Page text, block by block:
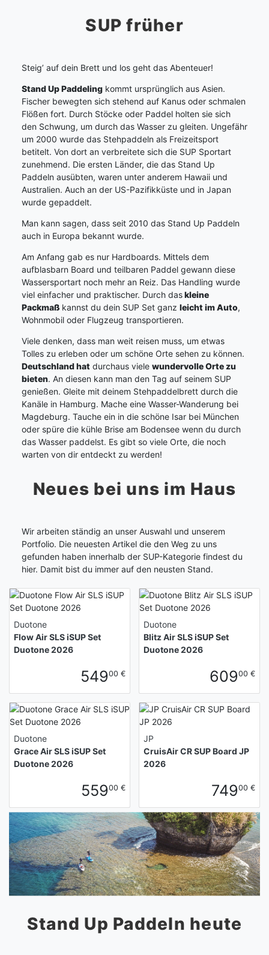
SUP früher
Steig’ auf dein Brett und los geht das Abenteuer!
Stand Up Paddeling kommt ursprünglich aus Asien.
Fischer bewegten sich stehend auf Kanus oder schmalen
Flößen fort. Durch Stöcke oder Paddel holten sie sich
den Schwung, um durch das Wasser zu gleiten. Ungefähr
um 2000 wurde das Stehpaddeln als Freizeitsport
betitelt. Von dort an verbreitete sich die SUP Sportart
zunehmend. Die ersten Länder, die das Stand Up
Paddeln ausübten, waren unter anderem Hawaii und
Australien. Auch an der US-Pazifikküste und in Japan
wurde gepaddelt.
Man kann sagen, dass seit 2010 das Stand Up Paddeln
auch in Europa bekannt wurde.
Am Anfang gab es nur Hardboards. Mittels dem
aufblasbarn Board und teilbaren Paddel gewann diese
Wassersportart noch mehr an Reiz. Das Handling wurde
viel einfacher und praktischer. Durch daskleine
Packmaß kannst du dein SUP Set ganz leicht im Auto,
Wohnmobil oder Flugzeug transportieren.
Viele denken, dass man weit reisen muss, um etwas
Tolles zu erleben oder um schöne Orte sehen zu können.
Deutschland hat durchaus viele wundervolle Orte zu
bieten. An diesen kann man den Tag auf seinem SUP
genießen. Gleite mit deinem Stehpaddelbrett durch die
Kanäle in Hamburg. Mache eine Wasser-Wanderung bei
Magdeburg. Tauche ein in die schöne Isar bei München
oder spüre die kühle Brise am Bodensee wenn du durch
das Wasser paddelst. Es gibt so viele Orte, die noch
warten von dir entdeckt zu werden!
Neues bei uns im Haus
Wir arbeiten ständig an unser Auswahl und unserem
Portfolio. Die neuesten Artikel die den Weg zu uns
gefunden haben innerhalb der SUP-Kategorie findest du
hier. Damit bist du immer auf den neusten Stand.
Duotone
Flow Air SLS iSUP Set
Duotone 2026
54900 €
Duotone
Blitz Air SLS iSUP Set
Duotone 2026
60900 €
Duotone
Grace Air SLS iSUP Set
Duotone 2026
55900 €
JP
CruisAir CR SUP Board JP
2026
74900 €
Stand Up Paddeln heute